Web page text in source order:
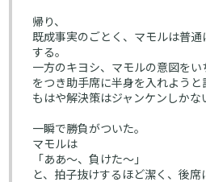
帰り、
既成事実のごとく、マモルは普
する。
一方のキヨシ、マモルの意図を
をつき助手席に半身を入れようと
もはや解決策はジャンケンしかな
一瞬で勝負がついた。
マモルは
「ああ～、負けた～」
と、拍子抜けするほど潔く、後席